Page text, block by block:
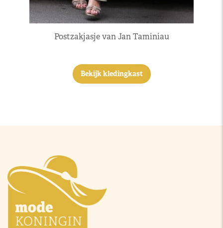
Postzakjasje van Jan Taminiau
Bekijk kledingkast